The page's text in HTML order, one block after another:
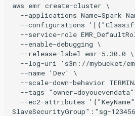
aws emr create-cluster \
--applications Name=Spark
--configurations
--service-role
  --enable-debugging \
  --release-label emr-5.30.0 \
--log-uri 's3n://mybucket/
  --name 'Dev' \
--scale-down-behavior
--tags
--ec2-attributes
SlaveSecurityGroup":"sg-